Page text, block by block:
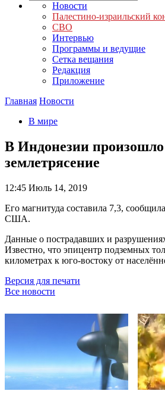
Новости
Палестино-израильский
СВО
Интервью
Программы и ведущие
Сетка вещания
Редакция
Приложение
Главная Новости
В мире
В Индонезии произошло
землетрясение
12:45 Июль 14, 2019
Его магнитуда составила 7,3,
США.
Данные о пострадавших и
Известно, что эпицентр подземных
километрах к юго-востоку от
Версия для печати
Все новости